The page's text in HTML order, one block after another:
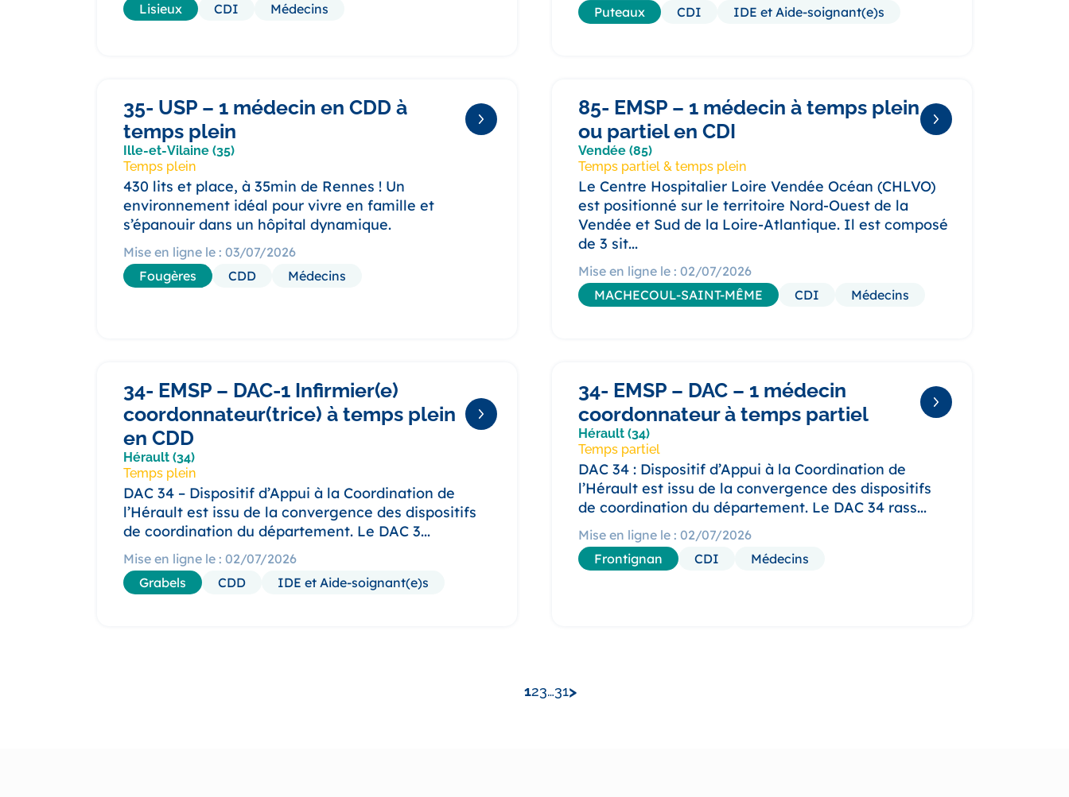
Lisieux CDI Médecins
Puteaux
CDI IDE et Aide-soignant(e)s
Fougères CDD Médecins
35- USP – 1 médecin en CDD à
temps plein
Ille-et-Vilaine (35)
Temps plein
430 lits et place, à 35min de Rennes ! Un
environnement idéal pour vivre en famille et
s’épanouir dans un hôpital dynamique.
Mise en ligne le : 03/07/2026
MACHECOUL-SAINT-MÊME CDI Médecins
85- EMSP – 1 médecin à temps plein
ou partiel en CDI
Vendée (85)
Temps partiel & temps plein
Le Centre Hospitalier Loire Vendée Océan (CHLVO)
est positionné sur le territoire Nord-Ouest de la
Vendée et Sud de la Loire-Atlantique. Il est composé
de 3 sit...
Mise en ligne le : 02/07/2026
Grabels CDD IDE et Aide-soignant(e)s
34- EMSP – DAC-1 Infirmier(e)
coordonnateur(trice) à temps plein
en CDD
Hérault (34)
Temps plein
DAC 34 – Dispositif d’Appui à la Coordination de
l’Hérault est issu de la convergence des dispositifs
de coordination du département. Le DAC 3...
Mise en ligne le : 02/07/2026 Frontignan CDI Médecins
34- EMSP – DAC – 1 médecin
coordonnateur à temps partiel
Hérault (34)
Temps partiel
DAC 34 : Dispositif d’Appui à la Coordination de
l’Hérault est issu de la convergence des dispositifs
de coordination du département. Le DAC 34 rass...
Mise en ligne le : 02/07/2026
123…31>